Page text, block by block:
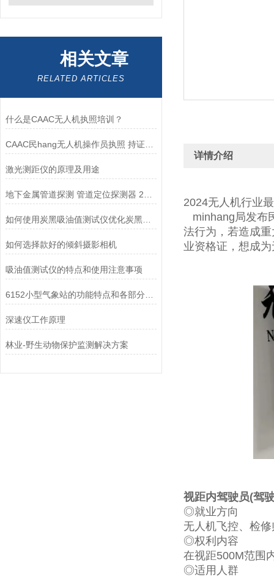
相关文章
RELATED ARTICLES
什么是CAAC无人机执照培训？
激光测距仪的原理及用途
如何使用炭黑吸油值测试仪优化炭黑生产流程？
如何选择款好的倾斜摄影相机
吸油值测试仪的特点和使用注意事项
深速仪工作原理
林业-野生动物保护监测解决方案
详情介绍
2024无人机行业
minhang局发布
法行为，若造成
业资格证，想成
视距内驾驶员(驾
◎就业方向
无人机飞控、检
◎权利内容
在视距500M范围
◎适用人群